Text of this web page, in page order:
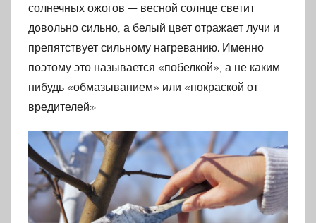
солнечных ожогов — весной солнце светит
довольно сильно, а белый цвет отражает лучи и
препятствует сильному нагреванию. Именно
поэтому это называется «побелкой», а не каким-
нибудь «обмазыванием» или «покраской от
вредителей».